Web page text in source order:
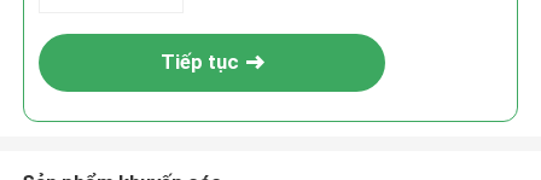
Tiếp tục